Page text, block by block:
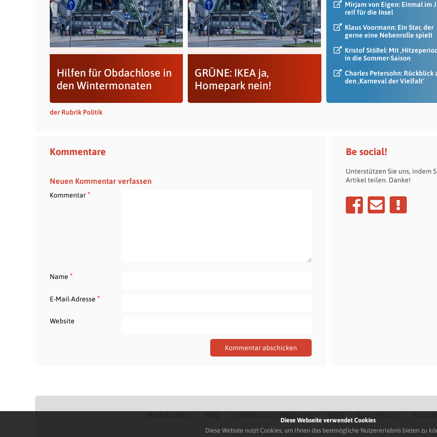
Hilfen für Obdachlose in
den Wintermonaten
GRÜNE: IKEA ja,
Homepark nein!
Mirjam von Eigen: Einmal im
reif für die Insel
Klaus Voormann: Ein Star, der
gerne eine Nebenrolle spielt
Kristof Stößel: Mit
in die Sommer-Saison
Charles Petersohn: Rückblick
den ‚Karneval der Vielfalt‘
der Rubrik Politik
Kommentare
Neuen Kommentar verfassen
Kommentar*
Name *
E-Mail-Adresse *
Website
Be social!
Unterstützen Sie uns, indem
Artikel teilen. Danke!
Datenschutzerklärung Impressum
Diese Webseite verwendet Cookies
Diese Website nutzt Cookies, um Ihnen das bestmögliche Nutzererlebnis bieten zu